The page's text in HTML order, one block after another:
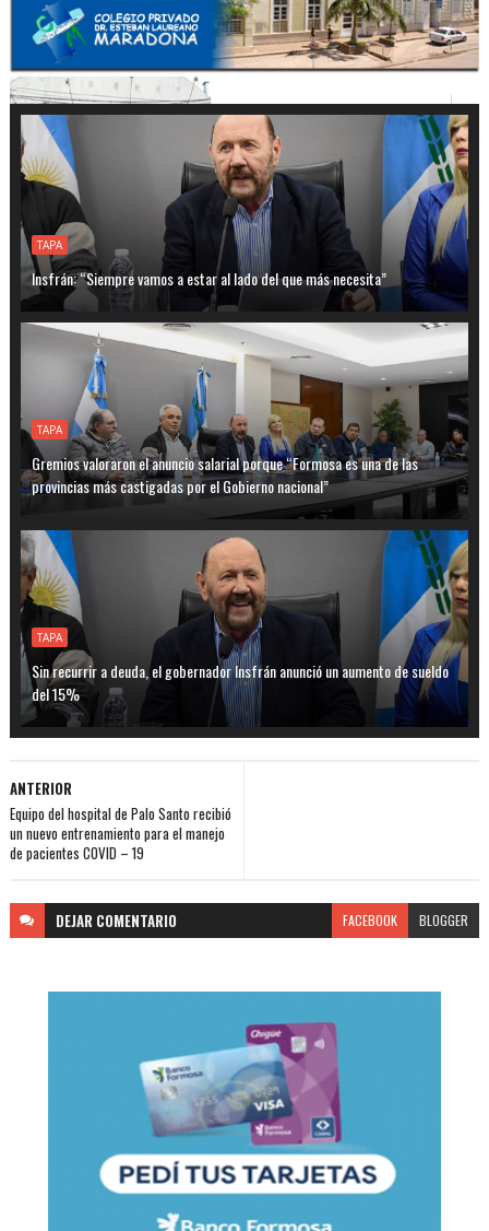
TAPA
Insfrán: “Siempre vamos a estar al lado del que más necesita”
TAPA
Gremios valoraron el anuncio salarial porque “Formosa es una de las
provincias más castigadas por el Gobierno nacional”
TAPA
Sin recurrir a deuda, el gobernador Insfrán anunció un aumento de sueldo
del 15%
ANTERIOR
Equipo del hospital de Palo Santo recibió
un nuevo entrenamiento para el manejo
de pacientes COVID – 19
DEJAR COMENTARIO FACEBOOK BLOGGER